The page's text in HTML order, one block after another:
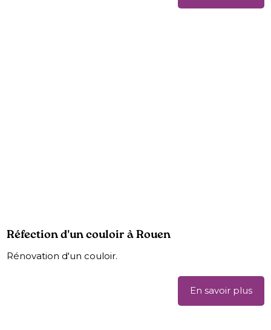
Réfection d'un couloir à Rouen
Rénovation d'un couloir.
En savoir plus